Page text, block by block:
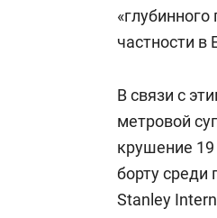
частности в
В связи с
метровой
крушение 19
борту среди
Stanley